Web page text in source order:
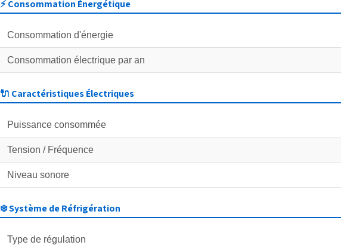
⚡ Consommation Énergétique
Consommation d'énergie
Consommation électrique par an
🔌 Caractéristiques Électriques
Puissance consommée
Tension / Fréquence
Niveau sonore
❄️ Système de Réfrigération
Type de régulation